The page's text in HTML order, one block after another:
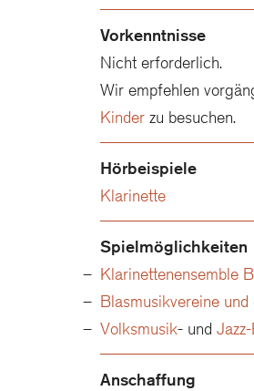
Vorkenntnisse
Nicht erforderlich.
Wir empfehlen
Kinder zu besuchen.
Hörbeispiele
Klarinette
Spielmöglichkeiten
Klarinettenensemble
Blasmusikvereine
Volksmusik- und
Anschaffung